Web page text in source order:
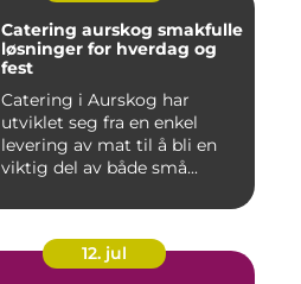
Catering aurskog smakfulle
løsninger for hverdag og
fest
Catering i Aurskog har
utviklet seg fra en enkel
levering av mat til å bli en
viktig del av både små...
12. jul